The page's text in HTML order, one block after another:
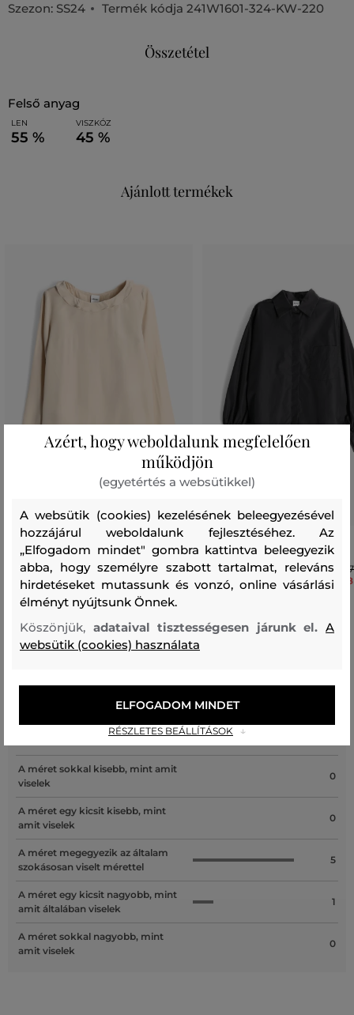
Szezon: SS24 Termék kódja 241W1601-324-KW-220
Összetétel
felső anyag
LEN
55 %
VISZKÓZ
45 %
Ajánlott termékek
BLÚZ ASPESI TOP
151 990 Ft
75 990 Ft
Elérhető méretek:
ING ASPESI CAMICIA
Recenziók
ÜGYFELEINKNEK ÁLTAL ÉRTÉKELT MÉRETEK
A méret sokkal kisebb, mint amit
viselek
0
A méret egy kicsit kisebb, mint
amit viselek
0
A méret megegyezik az általam
szokásosan viselt mérettel
5
A méret egy kicsit nagyobb, mint
amit általában viselek
1
A méret sokkal nagyobb, mint
amit viselek
0
Azért, hogy weboldalunk megfelelően
működjön
(egyetértés a websütikkel)
A websütik (cookies) kezelésének beleegyezésével
hozzájárul weboldalunk fejlesztéséhez. Az
„Elfogadom mindet" gombra kattintva beleegyezik
abba, hogy személyre szabott tartalmat, releváns
hirdetéseket mutassunk és vonzó, online vásárlási
élményt nyújtsunk Önnek.
Köszönjük, adataival tisztességesen járunk el.A
websütik (cookies) használata
RÉSZLETES BEÁLLÍTÁSOK
ELFOGADOM MINDET